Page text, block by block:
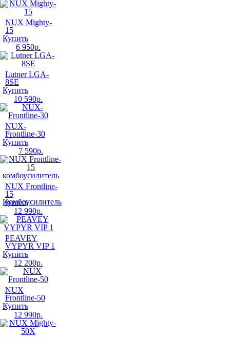
NUX Mighty-
15
Купить
6 950р.
Lutner LGA-
8SE
Купить
10 590р.
NUX-
Frontline-30
Купить
7 590р.
NUX Frontline-
15
комбоусилитель
Купить
12 990р.
PEAVEY
VYPYR VIP 1
Купить
12 200р.
NUX
Frontline-50
Купить
12 990р.